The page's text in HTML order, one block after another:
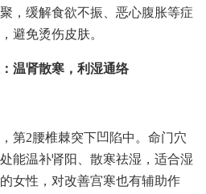
，缓解食欲不振、恶心腹胀等症
避免烫伤皮肤。
温肾散寒，利湿通络
第2腰椎棘突下凹陷中。命门穴
能温补肾阳、散寒祛湿，适合湿
女性，对改善宫寒也有辅助作